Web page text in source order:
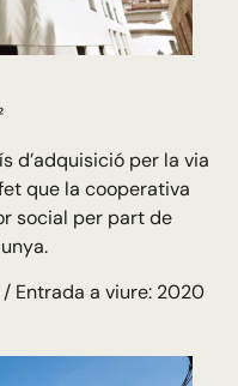
d’adquisició per la via
que la cooperativa
social per part de
Entrada a viure: 2020